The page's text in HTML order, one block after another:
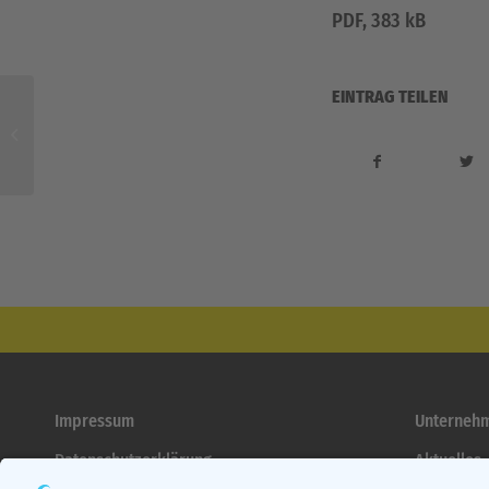
PDF, 383 kB
EINTRAG TEILEN
Impressum
Datenschutzerklärung
Aktuelles